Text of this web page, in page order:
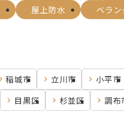
屋上防水
ベラ
稲城市 立川市
小平市
目黒区 杉並区 調布